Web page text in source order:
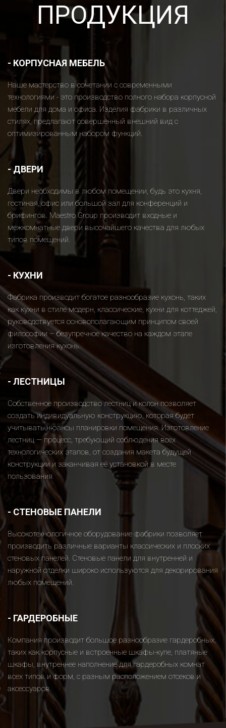
ПРОДУКЦИЯ
- КОРПУСНАЯ МЕБЕЛЬ
Наше мастерство в сочетании с современными
технологиями - это производство полного набора корпусной
мебели для дома и офиса. Изделия фабрики в различных
стилях, предлагают совершенный внешний вид с
оптимизированным набором функций.
- ДВЕРИ
Двери необходимы в любом помещении, будь это кухня,
гостиная, офис или большой зал для конференций и
брифингов. Maestro Group производит входные и
межкомнатные двери высочайшего качества для любых
типов помещений.
- КУХНИ
Фабрика производит богатое разнообразие кухонь, таких
как кухни в стиле модерн, классические, кухни для коттеджей,
руководствуется основополагающим принципом своей
философии – безупречное качество на каждом этапе
изготовления кухонь.
- ЛЕСТНИЦЫ
Собственное производство лестниц и колон позволяет
создать индивидуальную конструкцию, которая будет
учитывать нюансы планировки помещения. Изготовление
лестниц — процесс, требующий соблюдения всех
технологических этапов, от создания макета будущей
конструкции и заканчивая её установкой в месте
пользования.
- СТЕНОВЫЕ ПАНЕЛИ
Высокотехнологичное оборудование фабрики позволяет
производить различные варианты классических и плоских
стеновых панелей. Стеновые панели для внутренней и
наружной отделки широко используются для декорирования
любых помещений.
- ГАРДЕРОБНЫЕ
Компания производит большое разнообразие гардеробных,
таких как корпусные и встроенные шкафы-купе, платяные
шкафы, внутреннее наполнение для гардеробных комнат
всех типов и форм, с разным расположением отсеков и
аксессуаров.